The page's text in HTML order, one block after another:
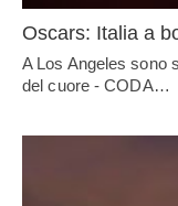
Oscars: Italia a
A Los Angeles sono
del cuore - CODA…